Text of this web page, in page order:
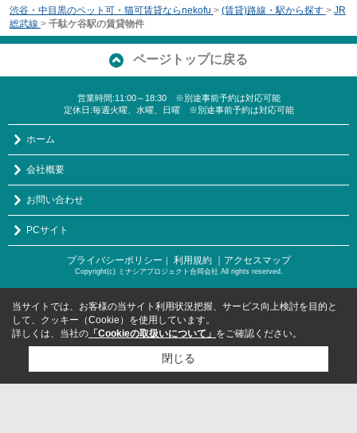
渋谷・中目黒のペット可・猫可賃貸ならnekofu > (賃貸)路線・駅から探す > JR
総武線 > 千駄ケ谷駅の賃貸物件
ページトップに戻る
営業時間:11:00～18:30 ※別途事前予約は対応可能
定休日:毎週火曜、水曜、日曜 ※別途事前予約は対応可能
ホーム
会社概要
お問い合わせ
PCサイト
プライバシーポリシー ｜ 利用規約 ｜アクセスマップ
Copyright(c) ミナシアプロジェクト合同会社 All rights reserved.
当サイトでは、お客様の当サイト利用状況把握、サービス向上検討を目的と
して、クッキー（Cookie）を使用しています。
詳しくは、当社の 「Cookieの取扱いについて」 をご確認ください。
閉じる